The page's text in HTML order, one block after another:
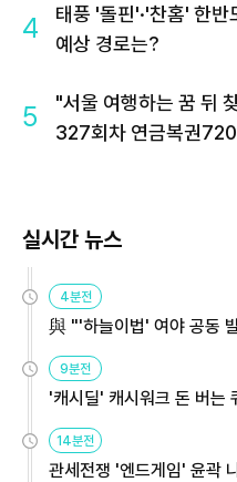
4
태풍 '돌핀'·'찬홈' 한
예상 경로는?
5
"서울 여행하는 꿈 뒤
327회차 연금복권
실시간 뉴스
4분전
與 "'하늘이법' 여야 공동
9분전
'캐시딜' 캐시워크 돈 버는
14분전
관세전쟁 '엔드게임' 윤곽